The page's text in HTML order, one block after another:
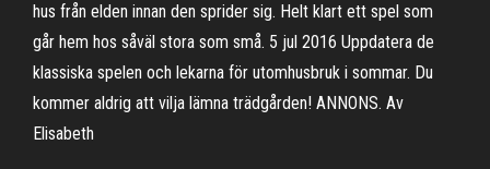
hus från elden innan den sprider sig. Helt klart ett spel som
går hem hos såväl stora som små. 5 jul 2016 Uppdatera de
klassiska spelen och lekarna för utomhusbruk i sommar. Du
kommer aldrig att vilja lämna trädgården! ANNONS. Av
Elisabeth